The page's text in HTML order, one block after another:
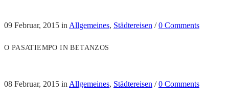
09 Februar, 2015 in Allgemeines, Städtereisen /0 Comments
O PASATIEMPO IN BETANZOS
08 Februar, 2015 in Allgemeines, Städtereisen /0 Comments